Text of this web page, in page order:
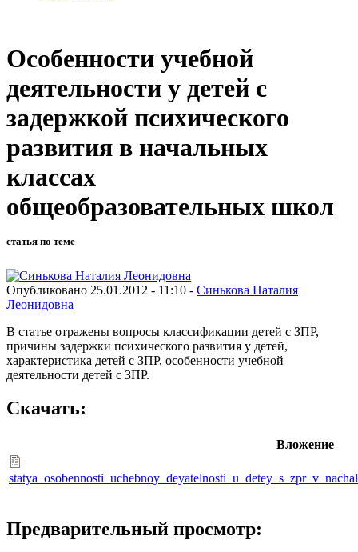
Особенности учебной
деятельности у детей с
задержкой психического
развития в начальных
классах
общеобразовательных школ
статья по теме
Опубликовано 25.01.2012 - 11:10 - Синькова Наталия
Леонидовна
В статье отражены вопросы классификации детей с ЗПР,
причины задержки психического развития у детей,
характеристика детей с ЗПР, особенности учебной
деятельности детей с ЗПР.
Скачать:
Вложение
Предварительный просмотр: